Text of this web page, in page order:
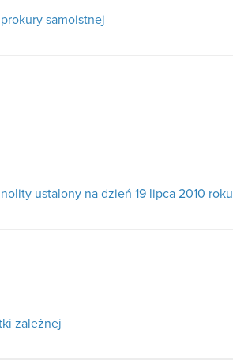
samoistnej
ustalony na dzień 19 lipca 2010 roku
zależnej